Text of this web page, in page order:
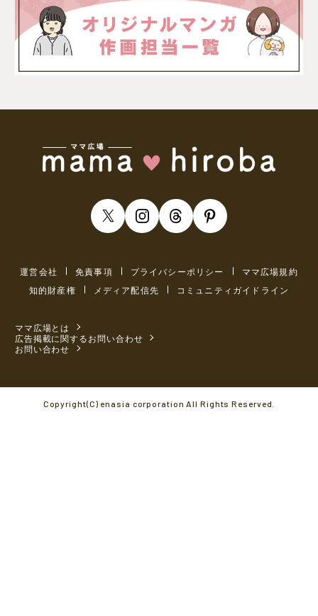
運営会社 免責事項 プライバシーポリシー
ママ広場規約
知的財産権
メディア配信先 コミュニティガイドライン
ママ広場とは
広告掲載に関するお問い合わせ
お問い合わせ
Copyright(C) enasia corporation All Rights Reserved.